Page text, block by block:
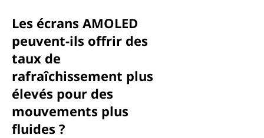
Les écrans AMOLED
peuvent-ils offrir des
taux de
rafraîchissement plus
élevés pour des
mouvements plus
fluides ?